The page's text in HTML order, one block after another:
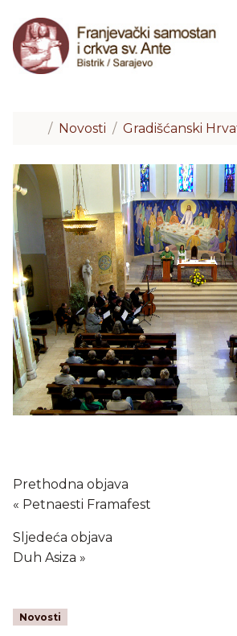
Home
Novosti Gradišćanski
Prethodna objava
Petnaesti Framafest
Sljedeća objava
Duh Asiza
Novosti